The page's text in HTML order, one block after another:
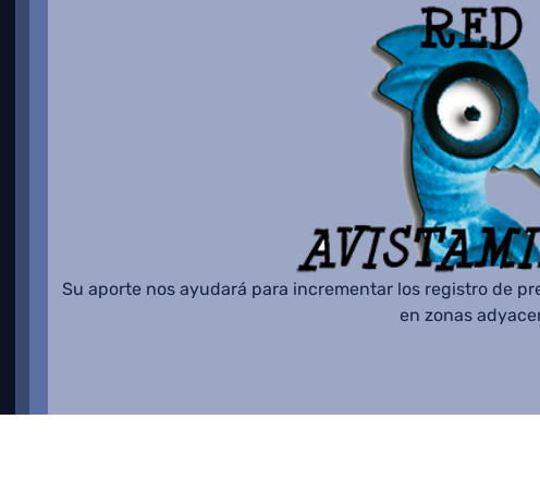
Su aporte nos ayudará para incrementar los registro de
en zonas